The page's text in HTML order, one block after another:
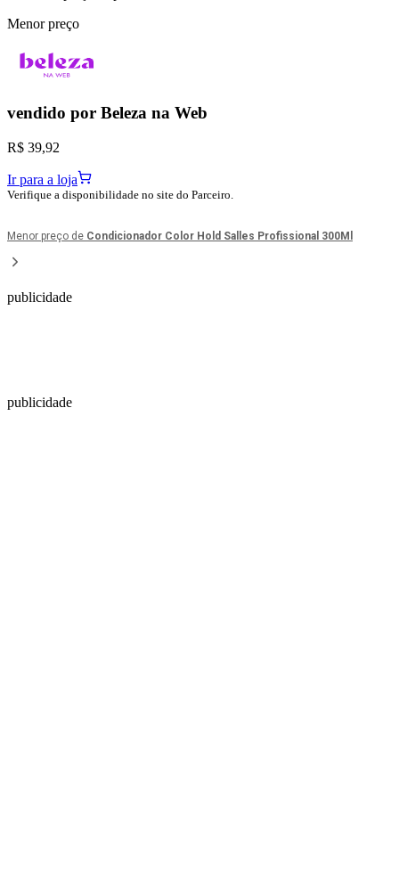
Menor preço
vendido por Beleza na Web
R$ 39,92
Ir para a loja
Verifique a disponibilidade no site do Parceiro.
Menor preço de Condicionador Color Hold Salles Profissional 300Ml
publicidade
publicidade